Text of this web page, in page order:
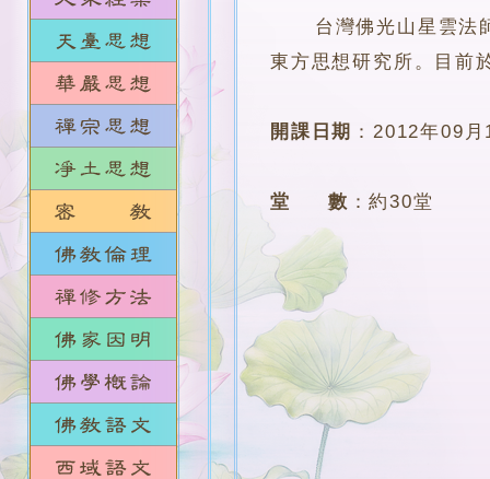
台灣佛光山星雲法師
東方思想研究所。目前
開課日期 ：2012年09月
堂 數 ：約30堂